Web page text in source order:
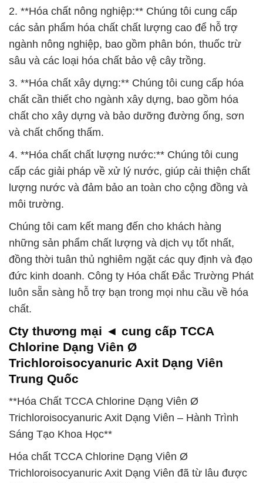
2. **Hóa chất nông nghiệp:** Chúng tôi cung cấp
các sản phẩm hóa chất chất lượng cao để hỗ trợ
ngành nông nghiệp, bao gồm phân bón, thuốc trừ
sâu và các loại hóa chất bảo vệ cây trồng.
3. **Hóa chất xây dựng:** Chúng tôi cung cấp hóa
chất cần thiết cho ngành xây dựng, bao gồm hóa
chất cho xây dựng và bảo dưỡng đường ống, sơn
và chất chống thấm.
4. **Hóa chất chất lượng nước:** Chúng tôi cung
cấp các giải pháp về xử lý nước, giúp cải thiện chất
lượng nước và đảm bảo an toàn cho cộng đồng và
môi trường.
Chúng tôi cam kết mang đến cho khách hàng
những sản phẩm chất lượng và dịch vụ tốt nhất,
đồng thời tuân thủ nghiêm ngặt các quy định và đạo
đức kinh doanh. Công ty Hóa chất Đắc Trường Phát
luôn sẵn sàng hỗ trợ bạn trong mọi nhu cầu về hóa
chất.
Cty thương mại ◄ cung cấp TCCA
Chlorine Dạng Viên Ø
Trichloroisocyanuric Axit Dạng Viên
Trung Quốc
**Hóa Chất TCCA Chlorine Dạng Viên Ø
Trichloroisocyanuric Axit Dạng Viên – Hành Trình
Sáng Tạo Khoa Học**
Hóa chất TCCA Chlorine Dạng Viên Ø
Trichloroisocyanuric Axit Dạng Viên đã từ lâu được